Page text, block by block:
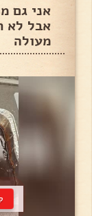
אני גם
אבל לא
מעולה